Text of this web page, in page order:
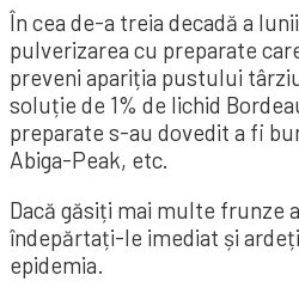
În cea de-a treia decadă a
pulverizarea cu preparate
preveni apariția pustului
soluție de 1% de lichid
preparate s-au dovedit a fi
Abiga-Peak, etc.
Dacă găsiți mai multe frunze
îndepărtați-le imediat și
epidemia.